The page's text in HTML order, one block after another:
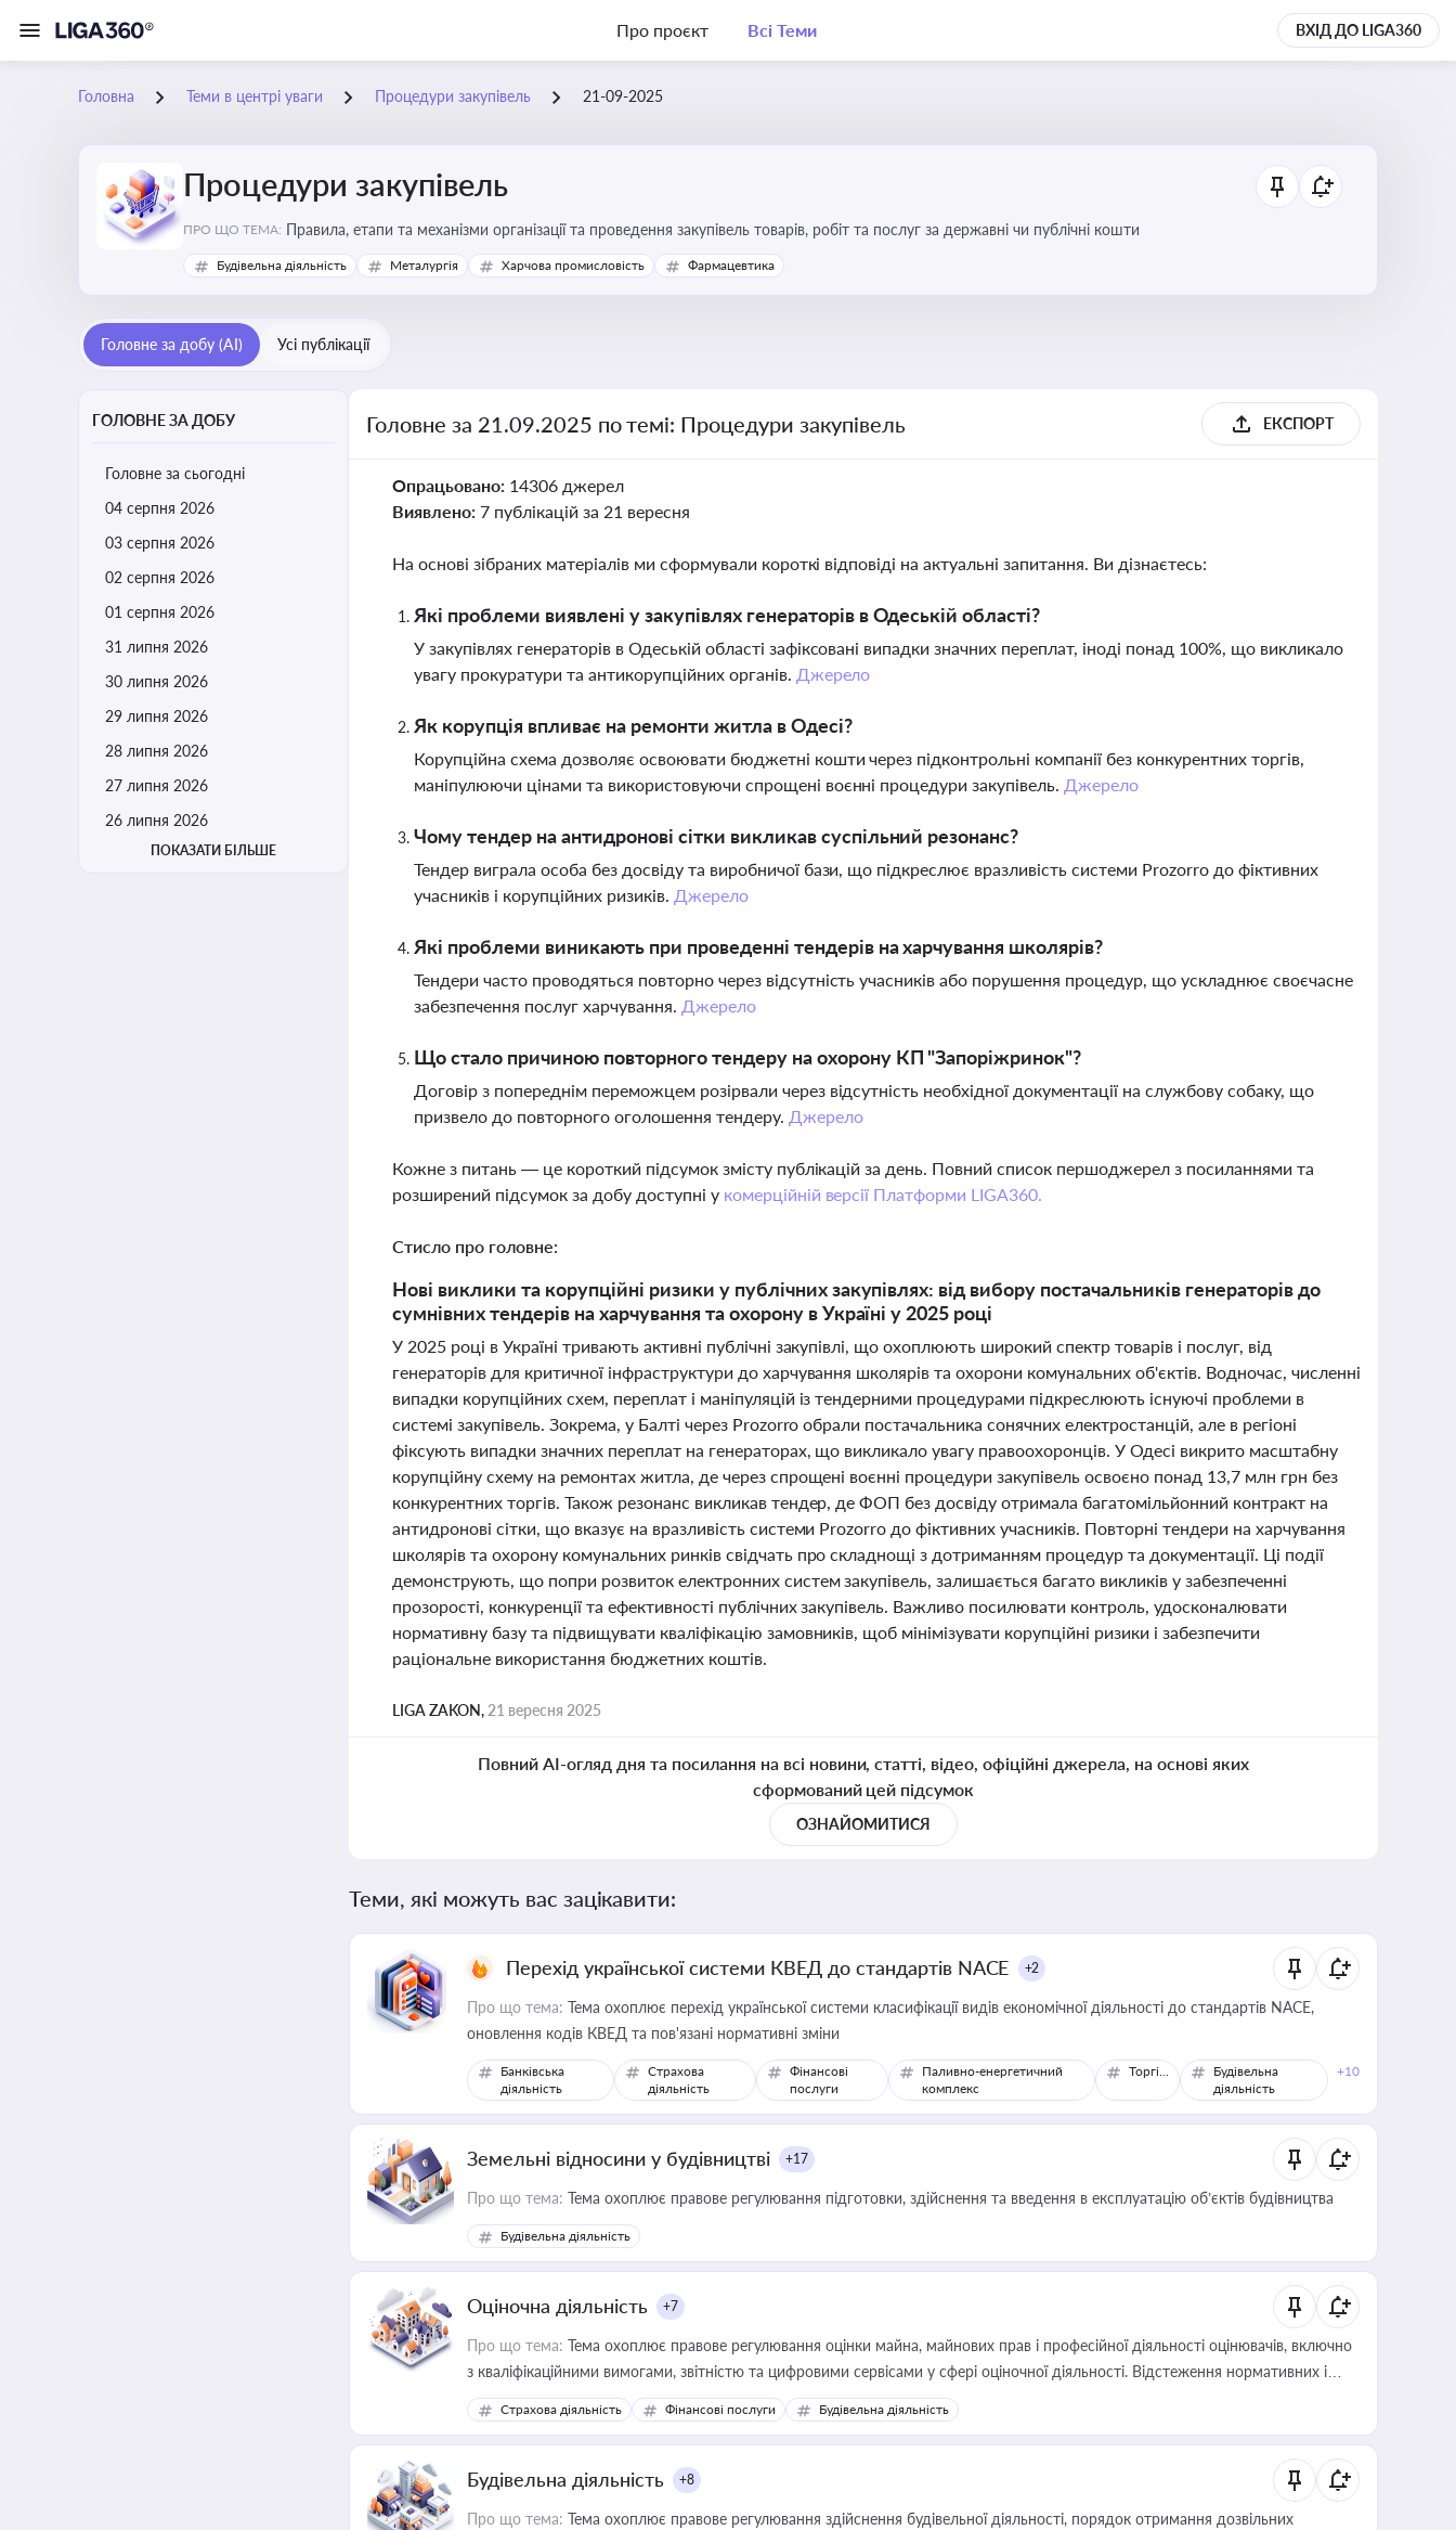
Про проєкт Всі Теми ВХІД ДО LIGA360
Головна Теми в центрі уваги Процедури закупівель 21-09-2025
Процедури закупівель
ПРО ЩО ТЕМА: Правила, етапи та механізми організації та проведення закупівель товарів, робіт та послуг за державні чи публічні кошти
Будівельна діяльність Металургія Харчова промисловість Фармацевтика
Головне за добу (AI) Усі публікації
ГОЛОВНЕ ЗА ДОБУ
Головне за сьогодні
04 серпня 2026
03 серпня 2026
02 серпня 2026
01 серпня 2026
31 липня 2026
30 липня 2026
29 липня 2026
28 липня 2026
27 липня 2026
26 липня 2026
ПОКАЗАТИ БІЛЬШЕ
Головне за 21.09.2025 по темі: Процедури закупівель ЕКСПОРТ
Опрацьовано: 14306 джерел
Виявлено: 7 публікацій за 21 вересня
На основі зібраних матеріалів ми сформували короткі відповіді на актуальні запитання. Ви дізнаєтесь:
Які проблеми виявлені у закупівлях генераторів в Одеській області?
У закупівлях генераторів в Одеській області зафіксовані випадки значних переплат, іноді понад 100%, що викликало
увагу прокуратури та антикорупційних органів. Джерело
Як корупція впливає на ремонти житла в Одесі?
Корупційна схема дозволяє освоювати бюджетні кошти через підконтрольні компанії без конкурентних торгів,
маніпулюючи цінами та використовуючи спрощені воєнні процедури закупівель. Джерело
Чому тендер на антидронові сітки викликав суспільний резонанс?
Тендер виграла особа без досвіду та виробничої бази, що підкреслює вразливість системи Prozorro до фіктивних
учасників і корупційних ризиків. Джерело
Які проблеми виникають при проведенні тендерів на харчування школярів?
Тендери часто проводяться повторно через відсутність учасників або порушення процедур, що ускладнює своєчасне
забезпечення послуг харчування. Джерело
Що стало причиною повторного тендеру на охорону КП "Запоріжринок"?
Договір з попереднім переможцем розірвали через відсутність необхідної документації на службову собаку, що
призвело до повторного оголошення тендеру. Джерело
Кожне з питань — це короткий підсумок змісту публікацій за день. Повний список першоджерел з посиланнями та
розширений підсумок за добу доступні у комерційній версії Платформи LIGA360.
Стисло про головне:
Нові виклики та корупційні ризики у публічних закупівлях: від вибору постачальників генераторів до
сумнівних тендерів на харчування та охорону в Україні у 2025 році
У 2025 році в Україні тривають активні публічні закупівлі, що охоплюють широкий спектр товарів і послуг, від
генераторів для критичної інфраструктури до харчування школярів та охорони комунальних об'єктів. Водночас, численні
випадки корупційних схем, переплат і маніпуляцій із тендерними процедурами підкреслюють існуючі проблеми в
системі закупівель. Зокрема, у Балті через Prozorro обрали постачальника сонячних електростанцій, але в регіоні
фіксують випадки значних переплат на генераторах, що викликало увагу правоохоронців. У Одесі викрито масштабну
корупційну схему на ремонтах житла, де через спрощені воєнні процедури закупівель освоєно понад 13,7 млн грн без
конкурентних торгів. Також резонанс викликав тендер, де ФОП без досвіду отримала багатомільйонний контракт на
антидронові сітки, що вказує на вразливість системи Prozorro до фіктивних учасників. Повторні тендери на харчування
школярів та охорону комунальних ринків свідчать про складнощі з дотриманням процедур та документації. Ці події
демонструють, що попри розвиток електронних систем закупівель, залишається багато викликів у забезпеченні
прозорості, конкуренції та ефективності публічних закупівель. Важливо посилювати контроль, удосконалювати
нормативну базу та підвищувати кваліфікацію замовників, щоб мінімізувати корупційні ризики і забезпечити
раціональне використання бюджетних коштів.
LIGA ZAKON, 21 вересня 2025
Повний AI-огляд дня та посилання на всі новини, статті, відео, офіційні джерела, на основі яких
сформований цей підсумок
ОЗНАЙОМИТИСЯ
Теми, які можуть вас зацікавити:
Перехід української системи КВЕД до стандартів NACE +2
Про що тема: Тема охоплює перехід української системи класифікації видів економічної діяльності до стандартів NACE,
оновлення кодів КВЕД та пов'язані нормативні зміни
Банківська
діяльність
Страхова
діяльність
Фінансові
послуги
Паливно-енергетичний
комплекс
Торгівля
Будівельна
діяльність
+10
Земельні відносини у будівництві +17
Про що тема: Тема охоплює правове регулювання підготовки, здійснення та введення в експлуатацію об’єктів будівництва
Будівельна діяльність
Оціночна діяльність +7
Про що тема: Тема охоплює правове регулювання оцінки майна, майнових прав і професійної діяльності оцінювачів, включно
з кваліфікаційними вимогами, звітністю та цифровими сервісами у сфері оціночної діяльності. Відстеження нормативних і
медійних змін у цій сфері корисне для власника бізнесу, керівника, юриста або бухгалтера під час оподаткування,
приватизації, оренди державного майна, корпоративних угод і перевірки статусу суб'єктів оціночної діяльності
Страхова діяльність Фінансові послуги Будівельна діяльність
Будівельна діяльність +8
Про що тема: Тема охоплює правове регулювання здійснення будівельної діяльності, порядок отримання дозвільних